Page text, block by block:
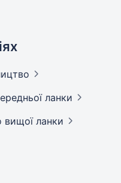
ланки
вищої ланки